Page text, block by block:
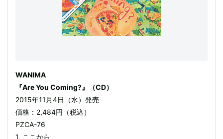
WANIMA
『Are You Coming?』（CD）
2015年11月4日（水）発売
価格：2,484円（税込）
PZCA-76
1. ここから